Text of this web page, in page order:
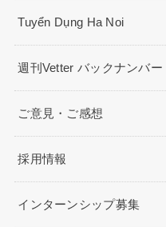
Tuyển Dụng Ha Noi
週刊Vetter バックナンバー
ご意見・ご感想
採用情報
インターンシップ募集